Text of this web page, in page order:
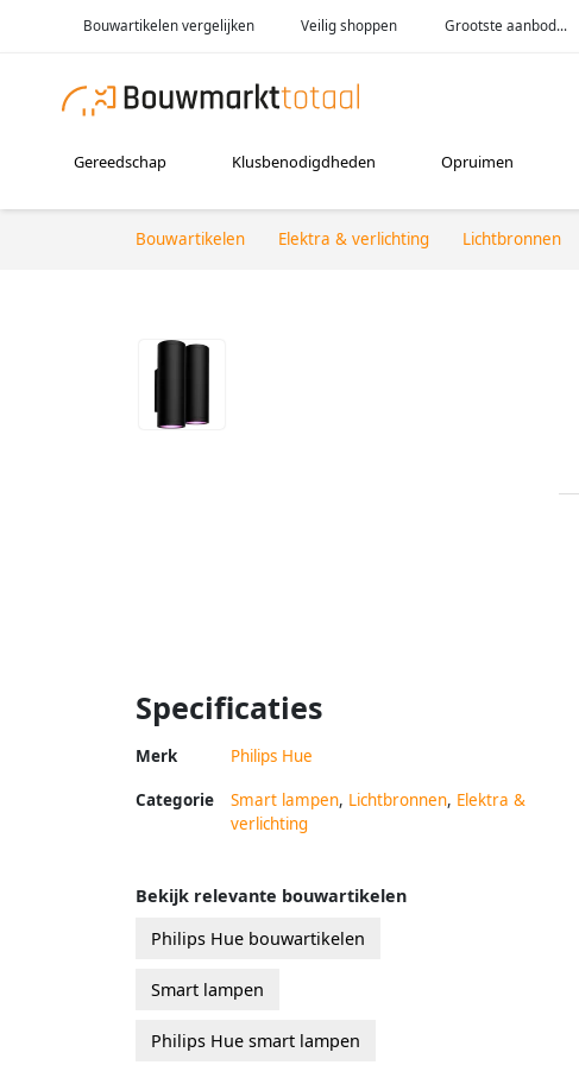
Bouwartikelen vergelijken Veilig shoppen Grootste aanbod...
Gereedschap Klusbenodigdheden Opruimen
Bouwartikelen Elektra & verlichting Lichtbronnen
Specificaties
Merk Philips Hue
Categorie Smart lampen, Lichtbronnen, Elektra &
verlichting
Bekijk relevante bouwartikelen
Philips Hue bouwartikelen
Smart lampen
Philips Hue smart lampen